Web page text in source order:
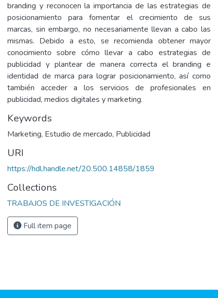
branding y reconocen la importancia de las estrategias de
posicionamiento para fomentar el crecimiento de sus
marcas, sin embargo, no necesariamente llevan a cabo las
mismas. Debido a esto, se recomienda obtener mayor
conocimiento sobre cómo llevar a cabo estrategias de
publicidad y plantear de manera correcta el branding e
identidad de marca para lograr posicionamiento, así como
también acceder a los servicios de profesionales en
publicidad, medios digitales y marketing.
Keywords
Marketing, Estudio de mercado, Publicidad
URI
https://hdl.handle.net/20.500.14858/1859
Collections
TRABAJOS DE INVESTIGACIÓN
Full item page